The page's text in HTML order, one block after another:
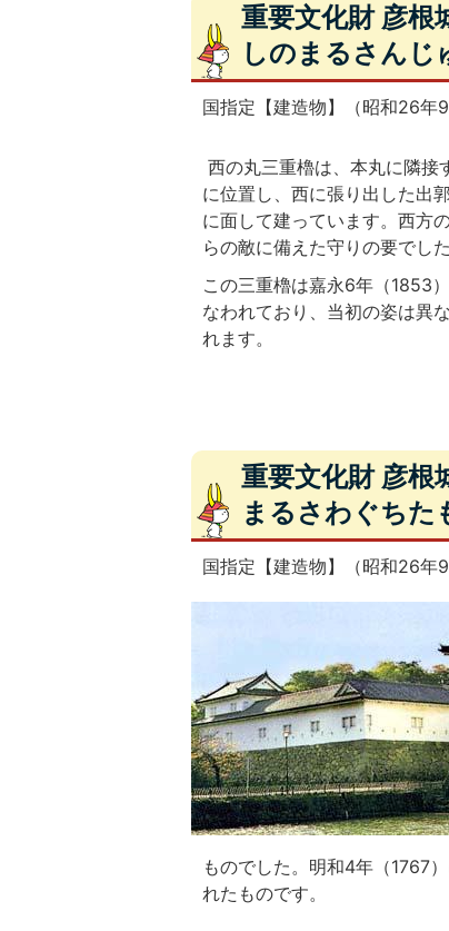
重要文化財 彦根
しのまるさんじ
国指定【建造物】（昭和26年9
西の丸三重櫓は、本丸に隣接
に位置し、西に張り出した出
に面して建っています。西方
らの敵に備えた守りの要でした
この三重櫓は嘉永6年（1853
なわれており、当初の姿は異
れます。
重要文化財 彦根
まるさわぐちた
国指定【建造物】（昭和26年9
ものでした。明和4年（1767
れたものです。